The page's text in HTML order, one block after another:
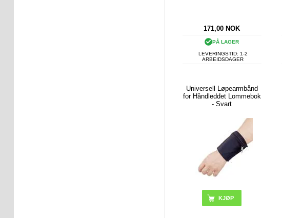
171,00 NOK
PÅ LAGER
LEVERINGSTID: 1-2
ARBEIDSDAGER
Universell Løpearmbånd
for Håndleddet Lommebok
- Svart